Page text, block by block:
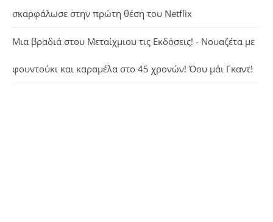
σκαρφάλωσε στην πρώτη θέση του Netflix
Μια βραδιά στου Μεταίχμιου τις Εκδόσεις! - Νουαζέτα με
φουντούκι και καραμέλα στο 45 χρονών! Όου μάι Γκαντ!